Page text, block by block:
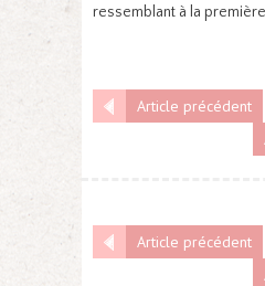
ressemblant à la
Article précédent
Article précédent